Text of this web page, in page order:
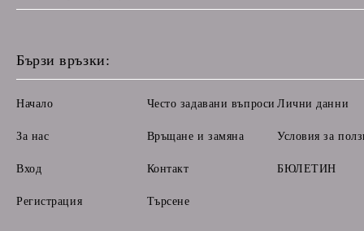
Бързи връзки:
Начало
За нас
Вход
Регистрация
Често задавани въпроси
Връщане и замяна
Контакт
Търсене
Лични данни
Условия за
БЮЛЕТИН